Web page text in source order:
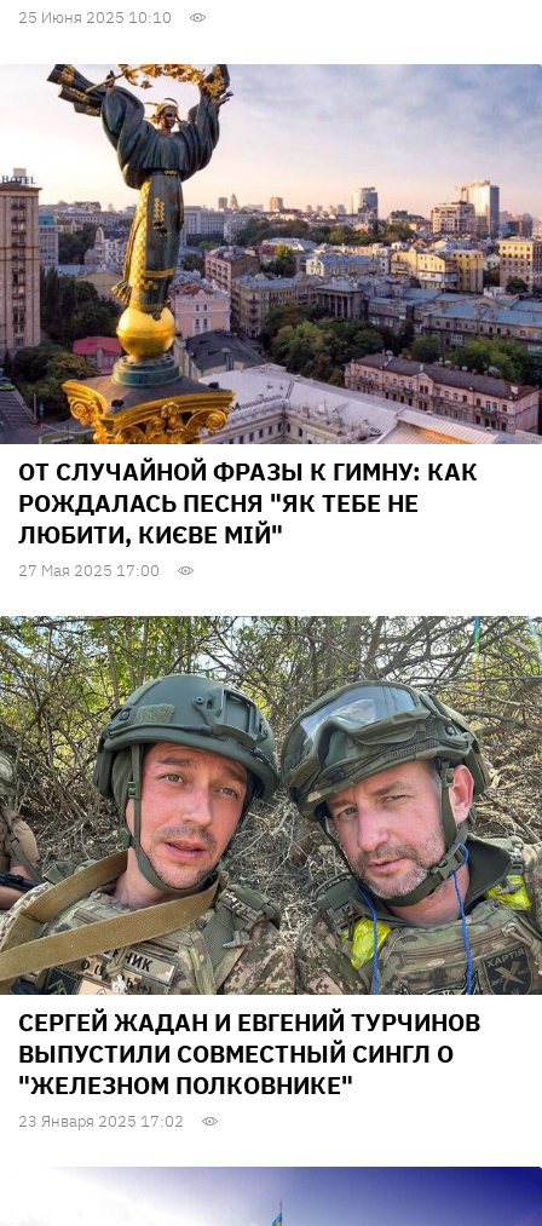
25 Июня 2025 10:10
ОТ СЛУЧАЙНОЙ ФРАЗЫ К ГИМНУ: КАК
РОЖДАЛАСЬ ПЕСНЯ "ЯК ТЕБЕ НЕ
ЛЮБИТИ, КИЄВЕ МІЙ"
27 Мая 2025 17:00
СЕРГЕЙ ЖАДАН И ЕВГЕНИЙ ТУРЧИНОВ
ВЫПУСТИЛИ СОВМЕСТНЫЙ СИНГЛ О
"ЖЕЛЕЗНОМ ПОЛКОВНИКЕ"
23 Января 2025 17:02